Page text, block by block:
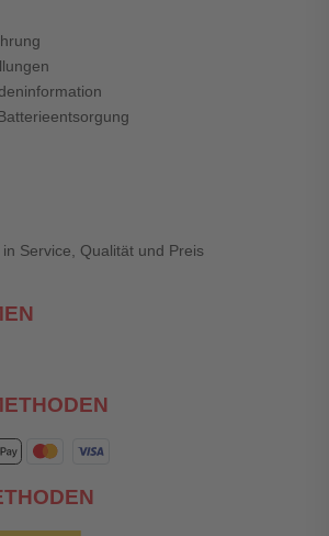
Service, Qualität und Preis